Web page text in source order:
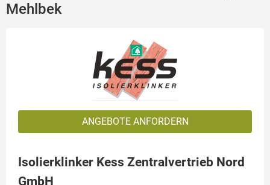
Mehlbek
ANGEBOTE ANFORDERN
Isolierklinker Kess Zentralvertrieb Nord
GmbH